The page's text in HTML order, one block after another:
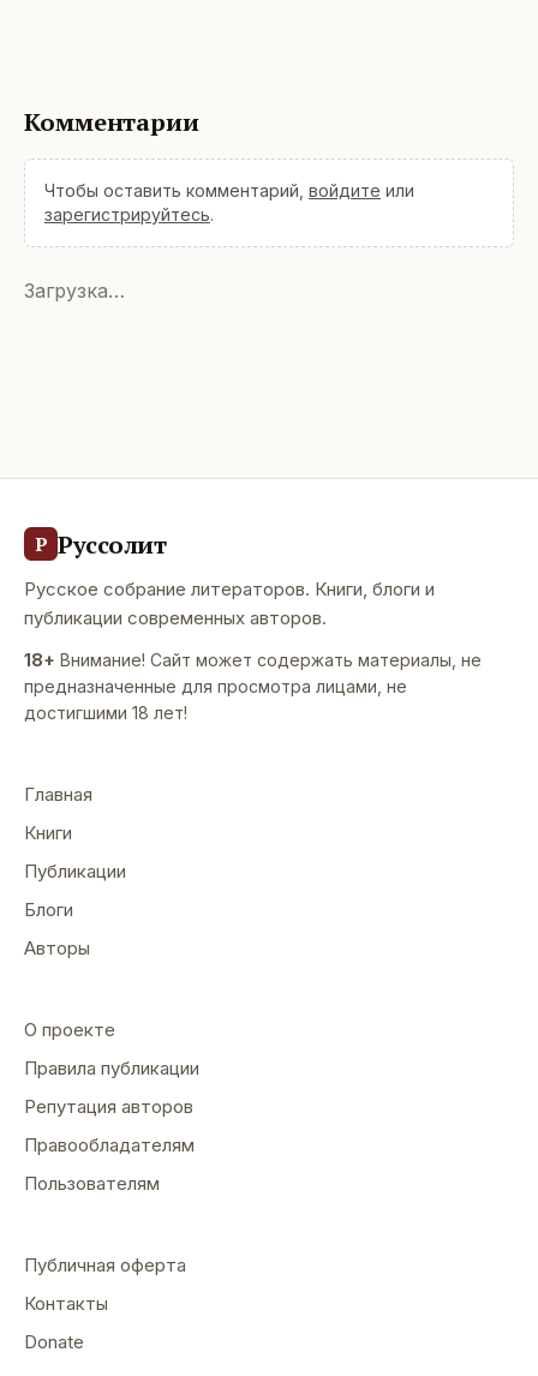
Комментарии
Чтобы оставить комментарий, войдите или
зарегистрируйтесь.
Загрузка…
Р Руссолит
Русское собрание литераторов. Книги, блоги и
публикации современных авторов.
18+ Внимание! Сайт может содержать материалы, не
предназначенные для просмотра лицами, не
достигшими 18 лет!
Главная
Книги
Публикации
Блоги
Авторы
О проекте
Правила публикации
Репутация авторов
Правообладателям
Пользователям
Публичная оферта
Контакты
Donate